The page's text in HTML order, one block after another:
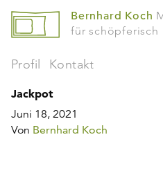
Bernhard Koch
für schöpferisch
Profil Kontakt
Jackpot
Juni 18, 2021
Von Bernhard Koch